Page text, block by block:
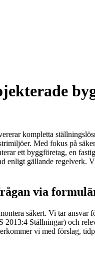
kompletta
Med fokus på
ett byggföretag, en
enligt gällande regelverk.
via
säkert. Vi tar
Ställningar) och
vi med förslag,